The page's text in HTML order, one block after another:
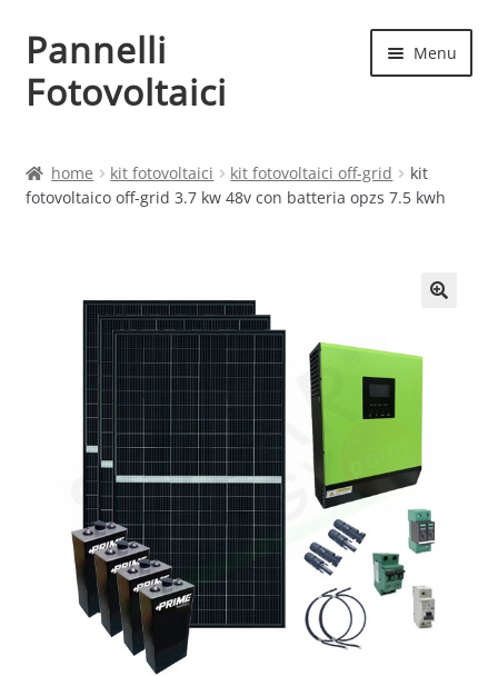
Vai
alla
navigazione
Vai
al
contenuto
Pannelli
Fotovoltaici
Menu
Cart
Chi siamo
Contatti
My account
Produttori
Sample Page
home kit fotovoltaici kit fotovoltaici off-grid
kit
fotovoltaico off-grid 3.7 kw 48v con batteria opzs 7.5 kwh